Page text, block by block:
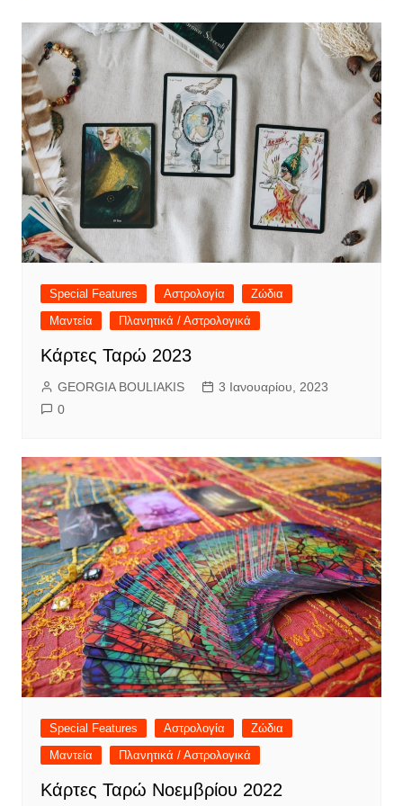
Special Features Αστρολογία
Ζώδια
Μαντεία
Πλανητικά / Αστρολογικά
Κάρτες Ταρώ 2023
GEORGIA BOULIAKIS
3 Ιανουαρίου, 2023
0
Special Features Αστρολογία
Ζώδια
Μαντεία
Πλανητικά / Αστρολογικά
Κάρτες Ταρώ Νοεμβρίου 2022